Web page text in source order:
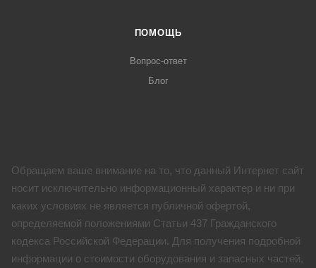
ПОМОЩЬ
Вопрос-ответ
Блог
Обращаем ваше внимание на то, что данный Интернет сайт
носит исключительно информационный характер и ни при
каких условиях не является публичной офертой,
определяемой положениями Статьи 437 Гражданского
кодекса Российской Федерации. Для получения подробной
информации о стоимости оборудования и запасных частей,